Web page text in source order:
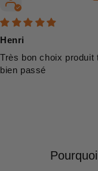
Henri
Très bon choix
bien passé